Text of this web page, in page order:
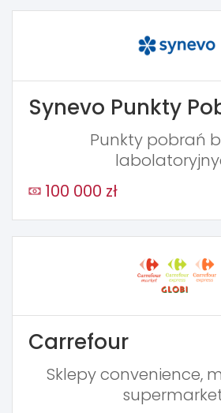
Synevo Punkty
Punkty pobrań
100 000 zł
Carrefour
Sklepy convenience,